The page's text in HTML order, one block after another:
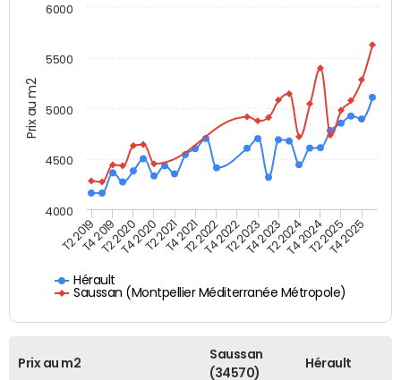
Prix au m2
Hérault
Saussan (Montpellier Méditerranée Métropole)
T2 2019T4 2019T2 2020T4 2020T2 2021T4 2021T2 2022T4 2022T2 2023T4 2023T2 2024T4 2024T2 2025T4 2025
4000
4500
5000
5500
6000
Prix au m2
Saussan
(34570)
Hérault